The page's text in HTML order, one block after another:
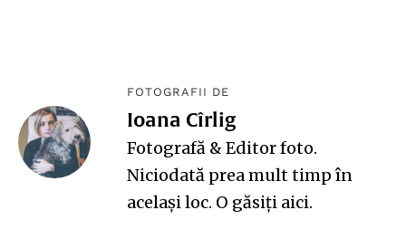
FOTOGRAFII DE
Ioana Cîrlig
Fotografă & Editor foto.
Niciodată prea mult timp în
același loc. O găsiți aici.